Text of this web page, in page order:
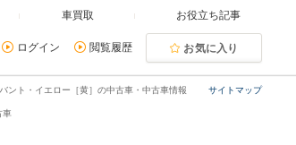
車買取 お役立ち記事
ログイン 閲覧履歴 お気に入り
サイトマップ
ント・イエロー［黄］の中古車・中古車情報
車